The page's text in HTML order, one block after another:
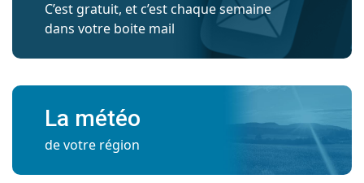
C’est gratuit, et c’est chaque semaine
dans votre boite mail
La météo
de votre région